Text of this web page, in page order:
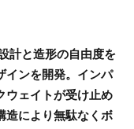
計と造形の自由度を
インを開発。インパ
ウェイトが受け止め
造により無駄なくボ